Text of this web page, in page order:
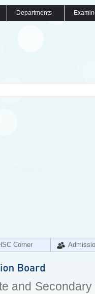
Departments
Corner
and